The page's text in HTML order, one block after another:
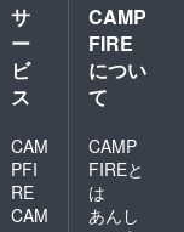
サ
ー
ビ
ス
CAM
PFI
RE
CAM
CAMP
FIRE
につい
て
CAMP
FIREと
は
あんし